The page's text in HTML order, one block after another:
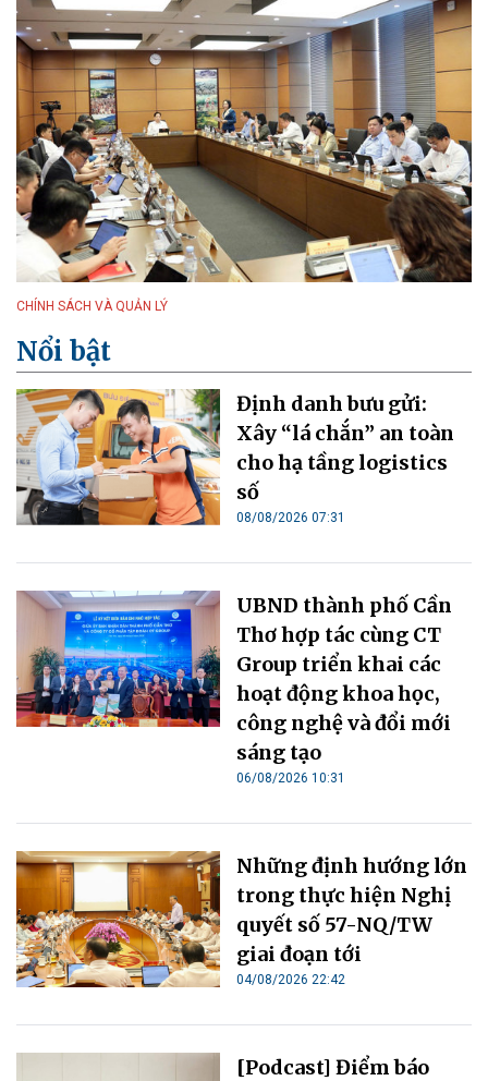
CHÍNH SÁCH VÀ QUẢN LÝ
Nổi bật
Định danh bưu gửi:
Xây “lá chắn” an toàn
cho hạ tầng logistics
số
08/08/2026 07:31
UBND thành phố Cần
Thơ hợp tác cùng CT
Group triển khai các
hoạt động khoa học,
công nghệ và đổi mới
sáng tạo
06/08/2026 10:31
Những định hướng lớn
trong thực hiện Nghị
quyết số 57-NQ/TW
giai đoạn tới
04/08/2026 22:42
[Podcast] Điểm báo